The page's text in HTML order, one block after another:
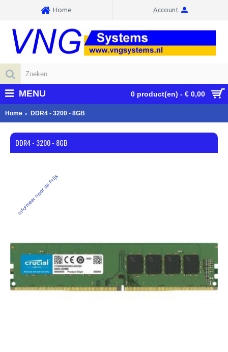
Home Account
0 product(en) - € 0,00
MENU
Home DDR4 - 3200 - 8GB
DDR4 - 3200 - 8GB
Informeer naar de Prijs